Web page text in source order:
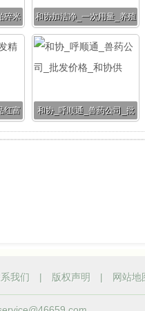
碎米
和协加洁净_一次用量_养殖
场清洁_和协供
红富
和协_呼顺通_兽药公司_批
我们 | 版权声明 | 网站地